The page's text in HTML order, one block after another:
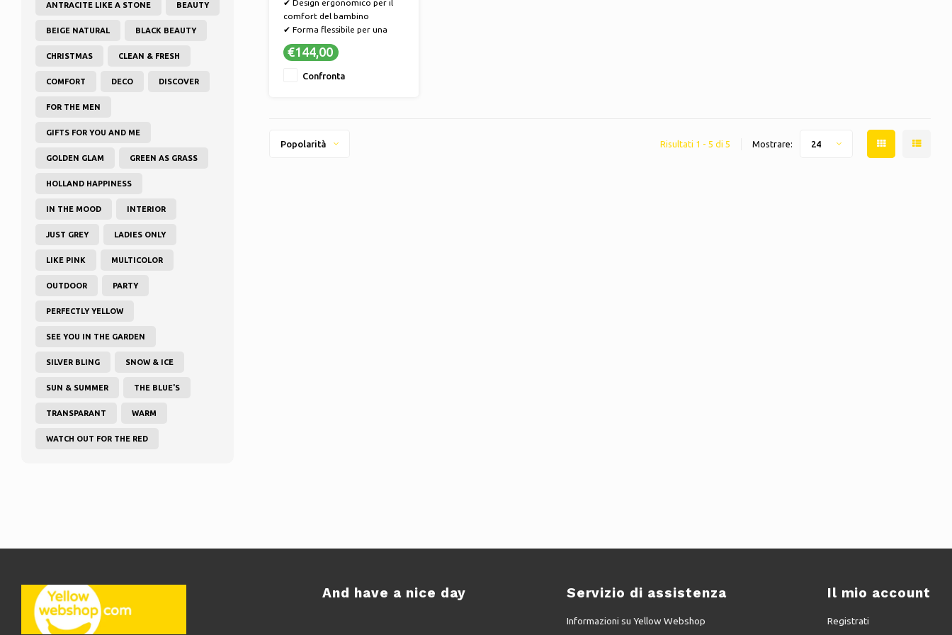
ANTRACITE LIKE A STONE BEAUTY
BEIGE NATURAL BLACK BEAUTY
CHRISTMAS CLEAN & FRESH
COMFORT DECO DISCOVER
FOR THE MEN
GIFTS FOR YOU AND ME
GOLDEN GLAM GREEN AS GRASS
HOLLAND HAPPINESS
IN THE MOOD INTERIOR
JUST GREY LADIES ONLY
LIKE PINK MULTICOLOR
OUTDOOR PARTY
PERFECTLY YELLOW
SEE YOU IN THE GARDEN
SILVER BLING SNOW & ICE
SUN & SUMMER THE BLUE'S
TRANSPARANT WARM
WATCH OUT FOR THE RED
✔ Design ergonomico per il
comfort del bambino
✔ Forma flessibile per una
vestibilità ottimale
✔ Design eleganti per genitori
€144,00
Confronta
Popolarità Risultati 1 - 5 di 5 Mostrare: 24
And have a nice day Servizio di assistenza
Informazioni su Yellow Webshop
Il mio account
Registrati